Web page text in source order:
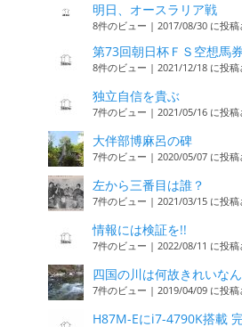
明日、オースラリア戦
8件のビュー | 2017/08/30 に投稿
第73回朝日杯ＦＳ空想馬券
8件のビュー | 2021/12/18 に投稿
独立自信を貴ぶ
7件のビュー | 2021/05/16 に投稿
大伴部博麻呂の碑
7件のビュー | 2020/05/07 に投稿
左から三番目は誰？
7件のビュー | 2021/03/15 に投稿
情報には検証を!!
7件のビュー | 2022/08/11 に投稿
四国の川は何故きれいな
7件のビュー | 2019/04/09 に投稿
H87M-Eにi7-4790K搭載